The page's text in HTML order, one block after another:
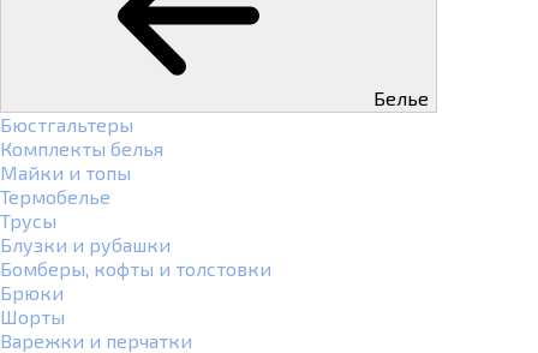
Белье
Бюстгальтеры
Комплекты белья
Майки и топы
Термобелье
Трусы
Блузки и рубашки
Бомберы, кофты и толстовки
Брюки
Шорты
Варежки и перчатки